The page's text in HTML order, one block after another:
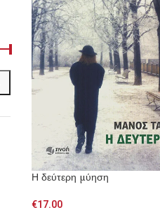
Η δεύτερη μύηση
€17.00